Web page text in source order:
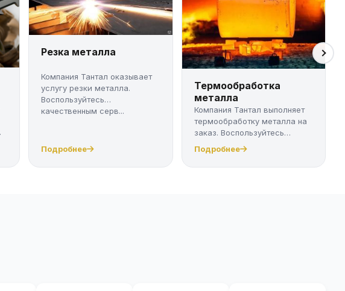
Резка металла
Компания Тантал оказывает
услугу резки металла.
Воспользуйтесь
качественным серв...
Подробнее
Термообработка
металла
Компания Тантал выполняет
термообработку металла на
заказ. Воспользуйтесь
качест...
Подробнее